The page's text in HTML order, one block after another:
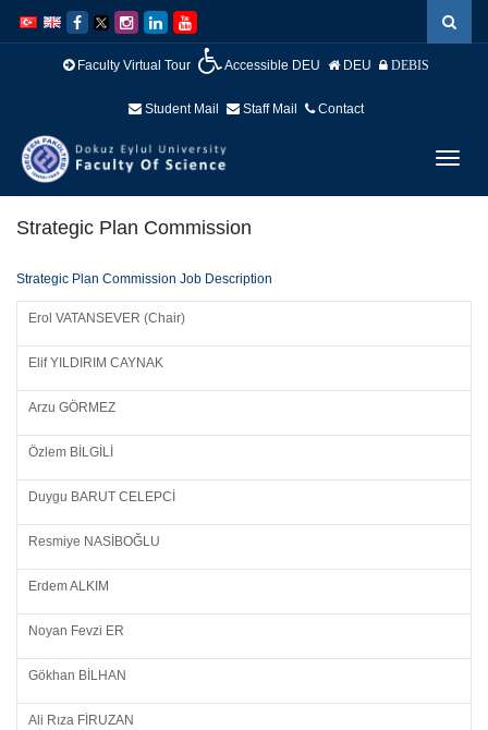
atla
Navigasyona
atla
Faculty Virtual Tour Accessible DEU DEU DEBIS
Student Mail Staff Mail Contact
Strategic Plan Commission
Strategic Plan Commission Job Description
Erol VATANSEVER (Chair)
Elif YILDIRIM CAYNAK
Arzu GÖRMEZ
Özlem BİLGİLİ
Duygu BARUT CELEPCİ
Resmiye NASİBOĞLU
Erdem ALKIM
Noyan Fevzi ER
Gökhan BİLHAN
Ali Rıza FİRUZAN